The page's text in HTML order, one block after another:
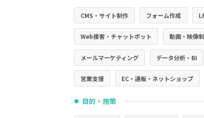
CMS・サイト制作 フォーム作成
Web接客・チャットボット 動画・映像
メールマーケティング データ分析・BI
営業支援 EC・通販・ネットショップ
● 目的・施策